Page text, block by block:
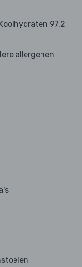
Koolhydraten 97.2
allergenen